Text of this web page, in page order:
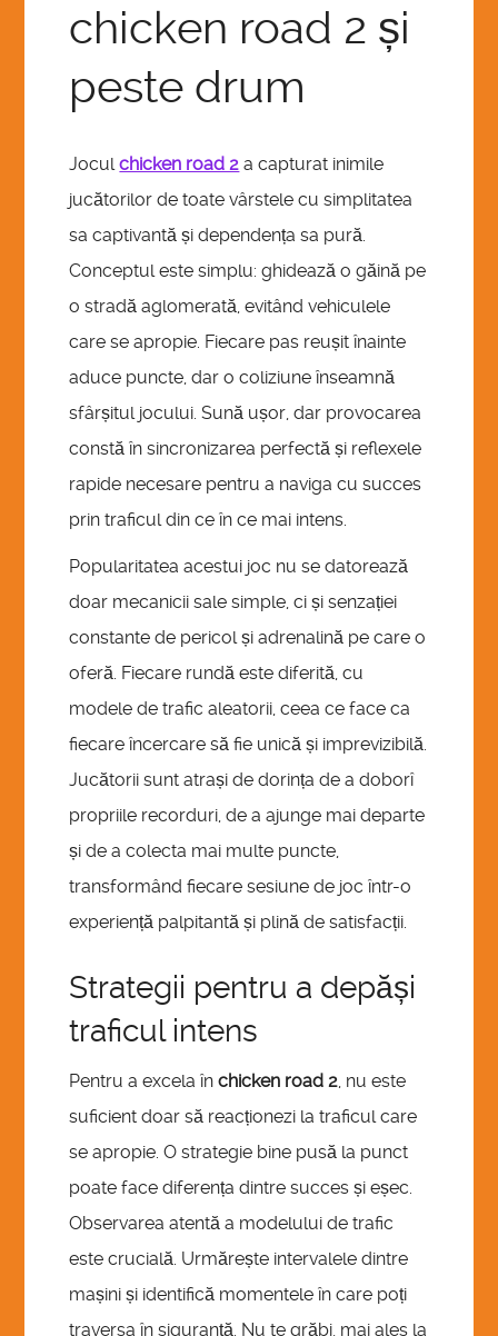
ASK
REGISTER
WACPTV IMAGE GALLERY
chicken road 2 și
peste drum
Joculchicken road 2 a capturat inimile
jucătorilor de toate vârstele cu simplitatea
sa captivantă și dependența sa pură.
Conceptul este simplu: ghidează o găină pe
o stradă aglomerată, evitând vehiculele
care se apropie. Fiecare pas reușit înainte
aduce puncte, dar o coliziune înseamnă
sfârșitul jocului. Sună ușor, dar provocarea
constă în sincronizarea perfectă și reflexele
rapide necesare pentru a naviga cu succes
prin traficul din ce în ce mai intens.
Popularitatea acestui joc nu se datorează
doar mecanicii sale simple, ci și senzației
constante de pericol și adrenalină pe care o
oferă. Fiecare rundă este diferită, cu
modele de trafic aleatorii, ceea ce face ca
fiecare încercare să fie unică și imprevizibilă.
Jucătorii sunt atrași de dorința de a doborî
propriile recorduri, de a ajunge mai departe
și de a colecta mai multe puncte,
transformând fiecare sesiune de joc într-o
experiență palpitantă și plină de satisfacții.
Strategii pentru a depăși
traficul intens
Pentru a excela închicken road 2, nu este
suficient doar să reacționezi la traficul care
se apropie. O strategie bine pusă la punct
poate face diferența dintre succes și eșec.
Observarea atentă a modelului de trafic
este crucială. Urmărește intervalele dintre
mașini și identifică momentele în care poți
traversa în siguranță. Nu te grăbi, mai ales la